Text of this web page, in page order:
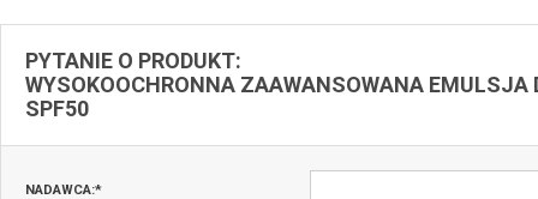
PYTANIE O PRODUKT:
WYSOKOOCHRONNA ZAAWANSOWANA EMULSJA
SPF50
NADAWCA:*